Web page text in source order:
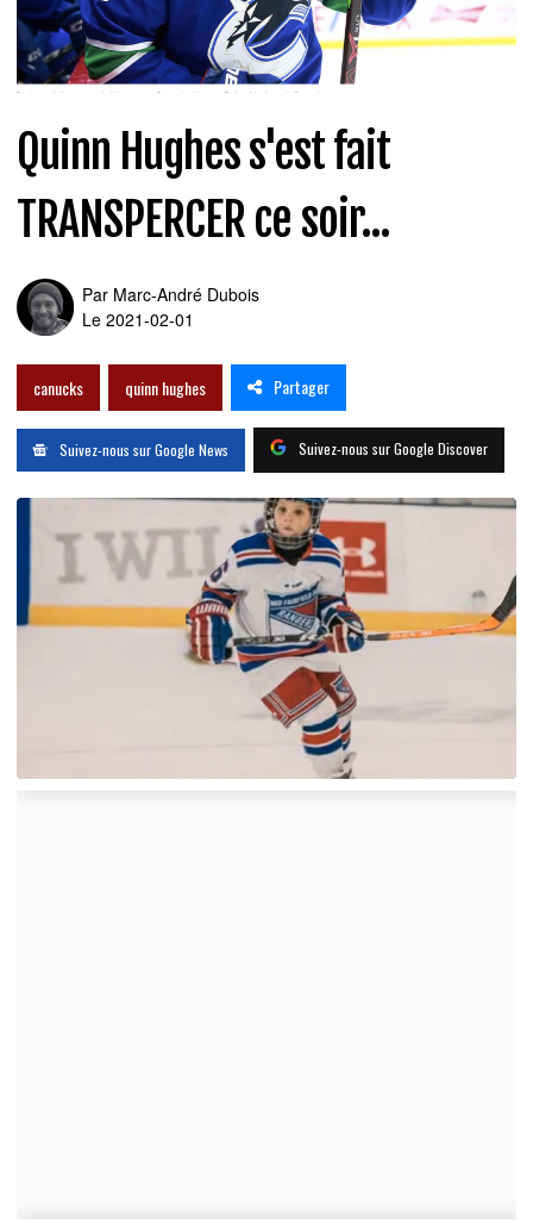
Quinn Hughes s'est fait
TRANSPERCER ce soir...
Par Marc-André Dubois
Le 2021-02-01
canucks quinn hughes Partager
Suivez-nous sur Google News Suivez-nous sur Google Discover